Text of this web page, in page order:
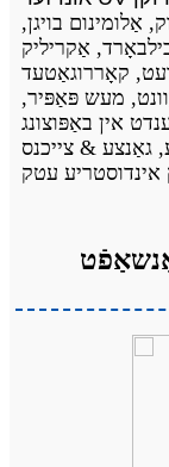
אַלומינום בויגן,
אַקריליק
קאָררוגאַטעד
מעש פּאַפּיר,
אין באַפּוצונג
גאַנצע & צייכנס